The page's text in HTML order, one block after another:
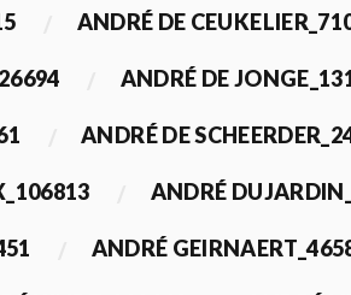
ANDRÉ DE
ANDRÉ DE
ANDRÉ DE
ANDRÉ
ANDRÉ